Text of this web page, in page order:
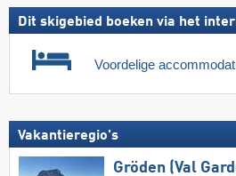
Dit skigebied boeken via het
Voordelige
Vakantieregio's
Gröden (Val